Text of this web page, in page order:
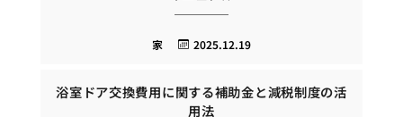
2025.12.19
家
浴室ドア交換費用に関する補助金と減税制度の活
用法